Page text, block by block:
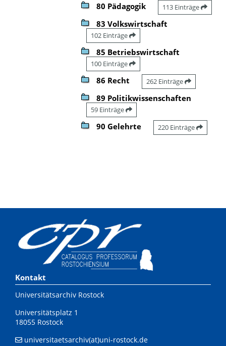
80 Pädagogik 113 Einträge
83 Volkswirtschaft
102 Einträge
85 Betriebswirtschaft
100 Einträge
86 Recht 262 Einträge
89 Politikwissenschaften
59 Einträge
90 Gelehrte 220 Einträge
Kontakt
Universitätsarchiv Rostock
Universitätsplatz 1
18055 Rostock
universitaetsarchiv(at)uni-rostock.de